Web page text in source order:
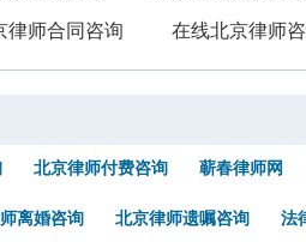
律师合同咨询 在线北京律师
北京律师付费咨询 蕲春律师网
离婚咨询 北京律师遗嘱咨询 法